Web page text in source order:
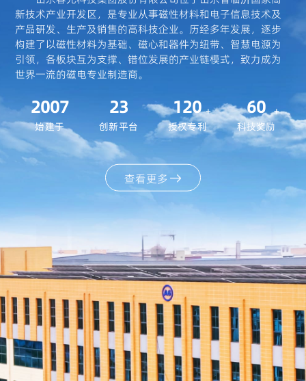
新技术产业开发区，是专业从事磁性材料和电子信息技术及
产品研发、生产及销售的高科技企业。历经多年发展，逐步
构建了以磁性材料为基础、磁心和器件为纽带、智慧电源为
引领，各板块互为支撑、错位发展的产业链模式，致力成为
世界一流的磁电专业制造商。
查看更多
2007
始建于
23
创新平台
120 +
授权专利
60
+
科技奖励
磁性材料
查看更多